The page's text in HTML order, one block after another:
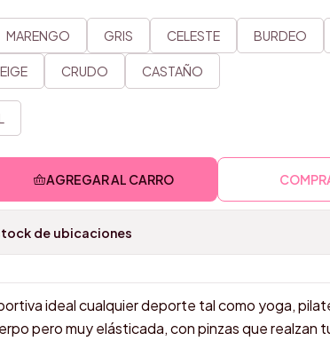
MARENGO GRIS CELESTE BURDEO
CRUDO CASTAÑO
AGREGAR AL CARRO
de ubicaciones
ideal cualquier deporte tal como yoga,
pero muy elásticada, con pinzas que realzan